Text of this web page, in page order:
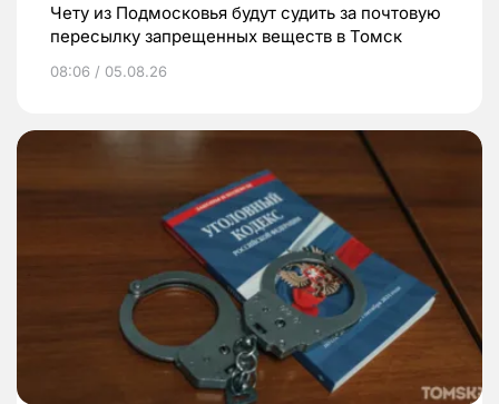
Чету из Подмосковья будут судить за почтовую
пересылку запрещенных веществ в Томск
08:06 / 05.08.26